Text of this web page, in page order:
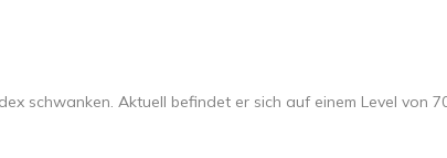
schwanken. Aktuell befindet er sich auf einem Level von